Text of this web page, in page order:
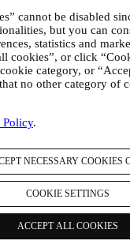
cannot be disabled
but you can
statistics and
cookies”, or click
category, or
no other category of
Policy.
NECESSARY COOKIES
COOKIE SETTINGS
ACCEPT ALL COOKIES
TE
DIENSTEN EN
gebruiken om
aankoop van
eventuele
gegevens over u
met u, zoals de
van
systeemtests,
toe moeten we mogelijk
contact met u
van uw aankoop